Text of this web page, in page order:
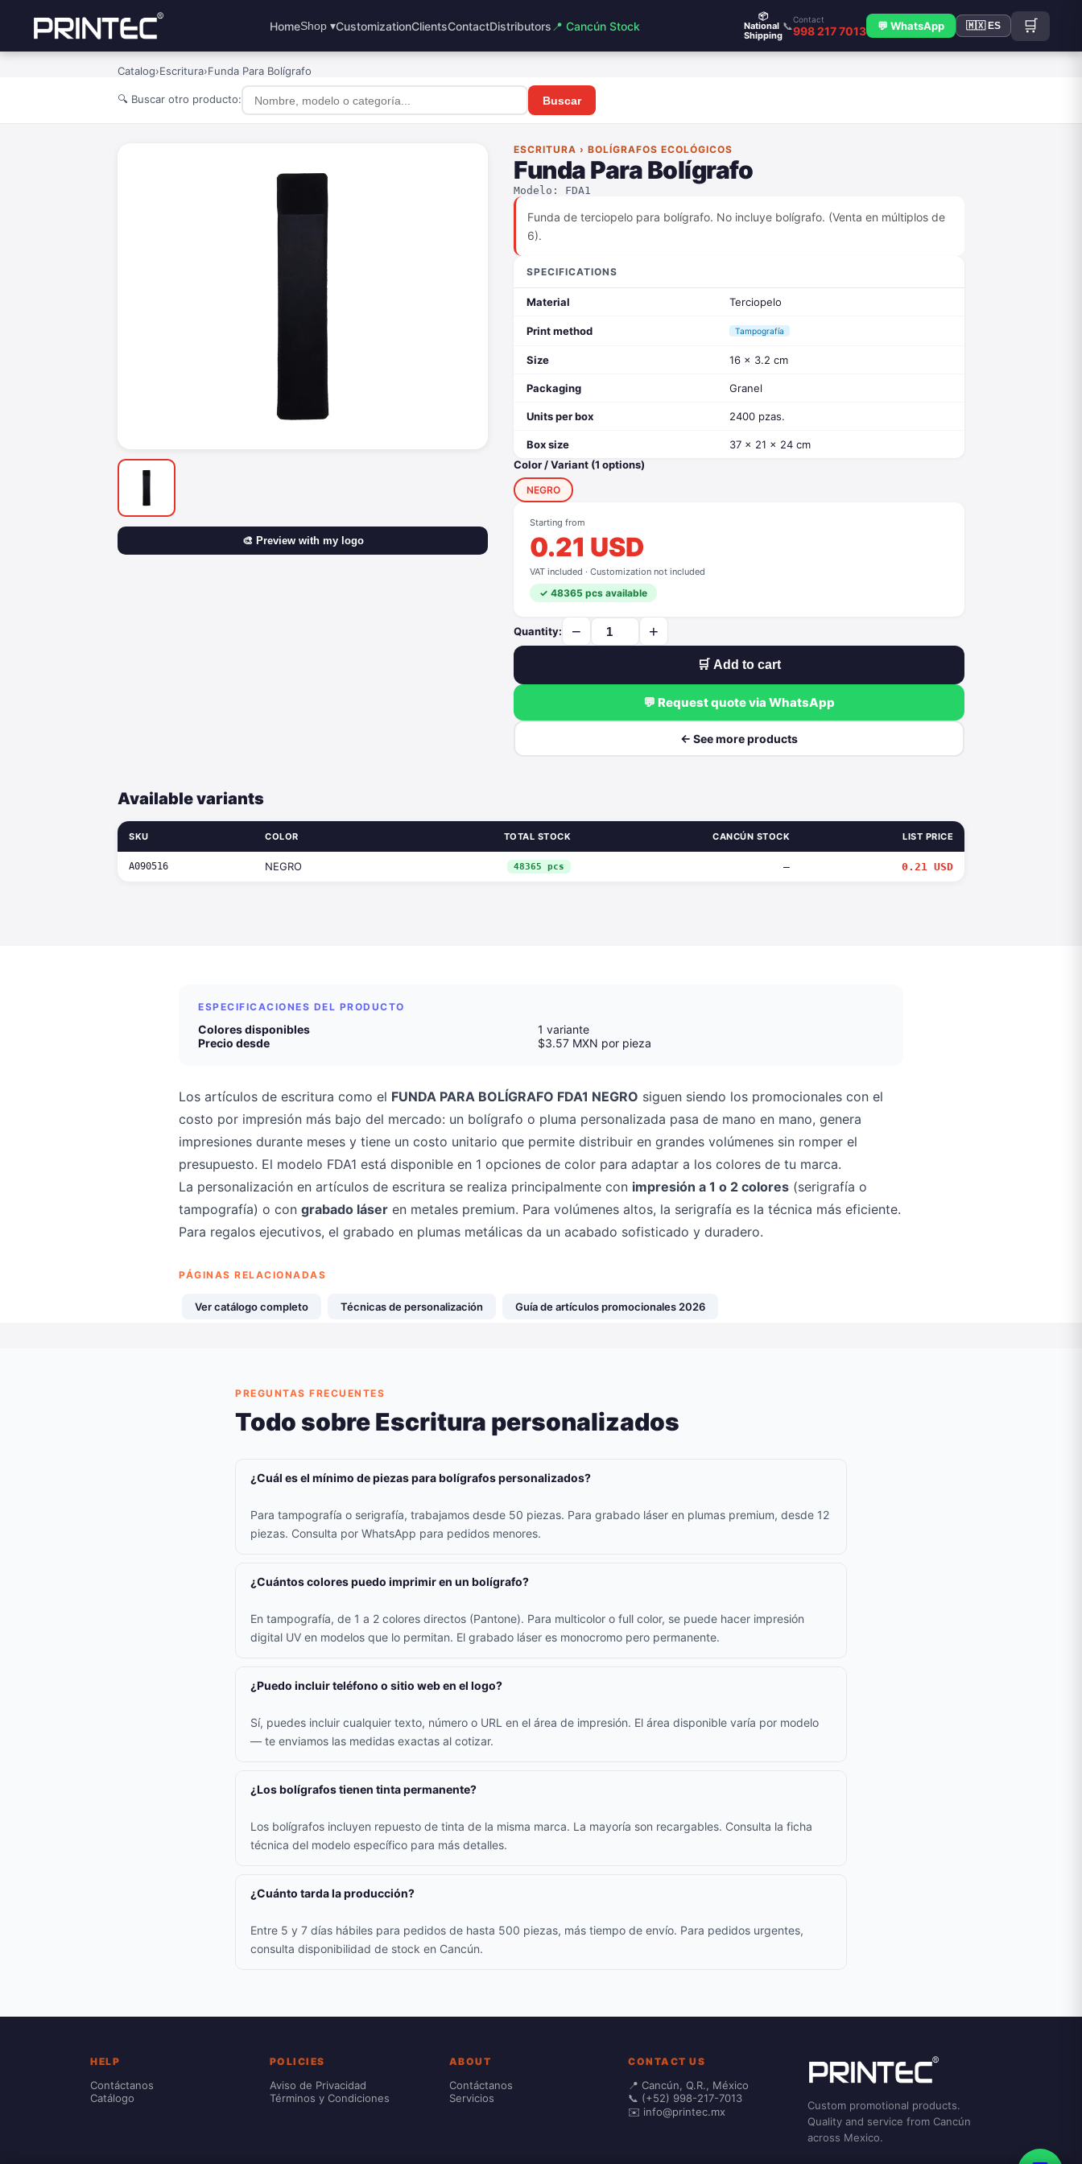
HomeShop ▾CustomizationClientsContactDistributors 📍 Cancún Stock
📦
National
Shipping
📞
Contact
998 217 7013 💬 WhatsApp 🇲🇽 ES 🛒
Catalog›Escritura›Funda Para Bolígrafo
🔍 Buscar otro producto: Buscar
🎨 Preview with my logo
ESCRITURA › BOLÍGRAFOS ECOLÓGICOS
Funda Para Bolígrafo
Modelo: FDA1
Funda de terciopelo para bolígrafo. No incluye bolígrafo. (Venta en múltiplos de
6).
SPECIFICATIONS
Material Terciopelo
Print method Tampografía
Size 16 x 3.2 cm
Packaging Granel
Units per box 2400 pzas.
Box size
37 x 21 x 24 cm
Color / Variant (1 options)
NEGRO
Starting from
0.21 USD
VAT included · Customization not included
✓ 48365 pcs available
Quantity: − +
🛒 Add to cart
💬 Request quote via WhatsApp
← See more products
Available variants
SKU COLOR TOTAL STOCK CANCÚN STOCK LIST PRICE
A090516 NEGRO 48365 pcs — 0.21 USD
ESPECIFICACIONES DEL PRODUCTO
Colores disponibles
1 variante
Precio desde
$3.57 MXN por pieza
Los artículos de escritura como el FUNDA PARA BOLÍGRAFO FDA1 NEGRO siguen siendo los promocionales con el
costo por impresión más bajo del mercado: un bolígrafo o pluma personalizada pasa de mano en mano, genera
impresiones durante meses y tiene un costo unitario que permite distribuir en grandes volúmenes sin romper el
presupuesto. El modelo FDA1 está disponible en 1 opciones de color para adaptar a los colores de tu marca.
La personalización en artículos de escritura se realiza principalmente con impresión a 1 o 2 colores (serigrafía o
tampografía) o con grabado láser en metales premium. Para volúmenes altos, la serigrafía es la técnica más eficiente.
Para regalos ejecutivos, el grabado en plumas metálicas da un acabado sofisticado y duradero.
PÁGINAS RELACIONADAS
Ver catálogo completo Técnicas de personalización Guía de artículos promocionales 2026
PREGUNTAS FRECUENTES
Todo sobre Escritura personalizados
¿Cuál es el mínimo de piezas para bolígrafos personalizados?
Para tampografía o serigrafía, trabajamos desde 50 piezas. Para grabado láser en plumas premium, desde 12
piezas. Consulta por WhatsApp para pedidos menores.
¿Cuántos colores puedo imprimir en un bolígrafo?
En tampografía, de 1 a 2 colores directos (Pantone). Para multicolor o full color, se puede hacer impresión
digital UV en modelos que lo permitan. El grabado láser es monocromo pero permanente.
¿Puedo incluir teléfono o sitio web en el logo?
Sí, puedes incluir cualquier texto, número o URL en el área de impresión. El área disponible varía por modelo
— te enviamos las medidas exactas al cotizar.
¿Los bolígrafos tienen tinta permanente?
Los bolígrafos incluyen repuesto de tinta de la misma marca. La mayoría son recargables. Consulta la ficha
técnica del modelo específico para más detalles.
¿Cuánto tarda la producción?
Entre 5 y 7 días hábiles para pedidos de hasta 500 piezas, más tiempo de envío. Para pedidos urgentes,
consulta disponibilidad de stock en Cancún.
HELP
Contáctanos
Catálogo
POLICIES
Aviso de Privacidad
Términos y Condiciones
ABOUT
Contáctanos
Servicios
CONTACT US
📍 Cancún, Q.R., México
📞 (+52) 998-217-7013
✉️ info@printec.mx
Custom promotional products.
Quality and service from Cancún
across Mexico.